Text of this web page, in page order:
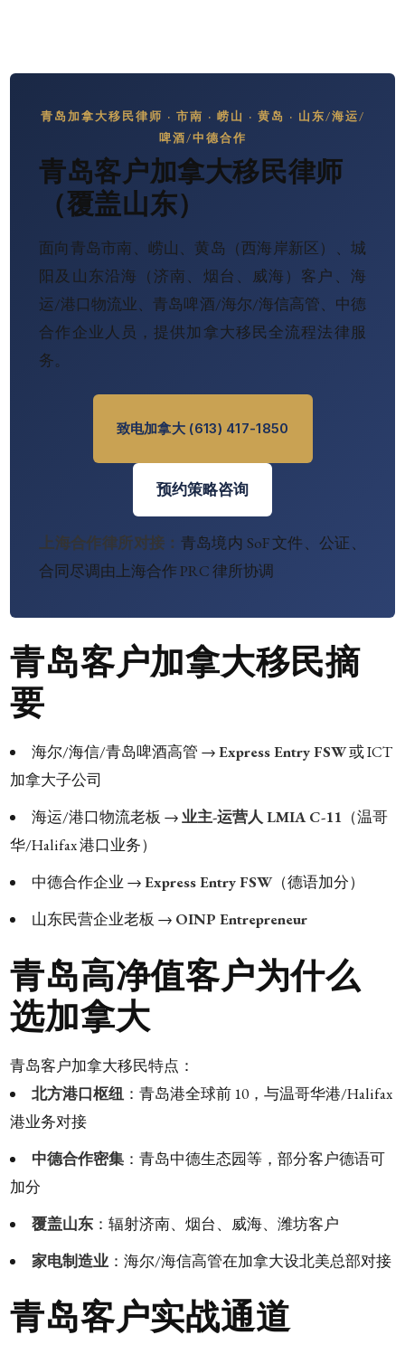
青岛加拿大移民律师 · 市南 · 崂山 · 黄岛 · 山东/海运/
啤酒/中德合作
青岛客户加拿大移民律师
（覆盖山东）
面向青岛市南、崂山、黄岛（西海岸新区）、城
阳及山东沿海（济南、烟台、威海）客户、海
运/港口物流业、青岛啤酒/海尔/海信高管、中德
合作企业人员，提供加拿大移民全流程法律服
务。
致电加拿大 (613) 417-1850
预约策略咨询
上海合作律所对接： 青岛境内 SoF 文件、公证、
合同尽调由上海合作 PRC 律所协调
青岛客户加拿大移民摘
要
海尔/海信/青岛啤酒高管 →Express Entry FSW或 ICT
加拿大子公司
海运/港口物流老板 →业主-运营人 LMIA C-11 （温哥
华/Halifax 港口业务）
中德合作企业 →Express Entry FSW（德语加分）
山东民营企业老板 → OINP Entrepreneur
青岛高净值客户为什么
选加拿大
青岛客户加拿大移民特点：
北方港口枢纽 ：青岛港全球前 10，与温哥华港/Halifax
港业务对接
中德合作密集 ：青岛中德生态园等，部分客户德语可
加分
覆盖山东 ：辐射济南、烟台、威海、潍坊客户
家电制造业 ：海尔/海信高管在加拿大设北美总部对接
青岛客户实战通道